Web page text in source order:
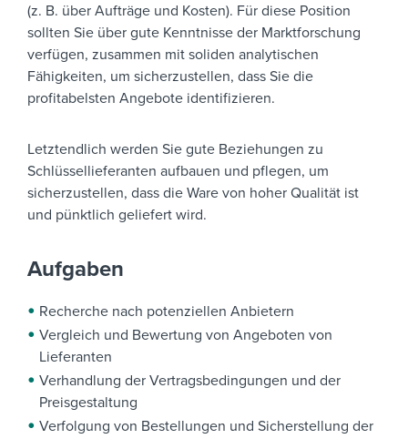
(z. B. über Aufträge und Kosten). Für diese Position
sollten Sie über gute Kenntnisse der Marktforschung
verfügen, zusammen mit soliden analytischen
Fähigkeiten, um sicherzustellen, dass Sie die
profitabelsten Angebote identifizieren.
Letztendlich werden Sie gute Beziehungen zu
Schlüssellieferanten aufbauen und pflegen, um
sicherzustellen, dass die Ware von hoher Qualität ist
und pünktlich geliefert wird.
Aufgaben
Recherche nach potenziellen Anbietern
Vergleich und Bewertung von Angeboten von
Lieferanten
Verhandlung der Vertragsbedingungen und der
Preisgestaltung
Verfolgung von Bestellungen und Sicherstellung der